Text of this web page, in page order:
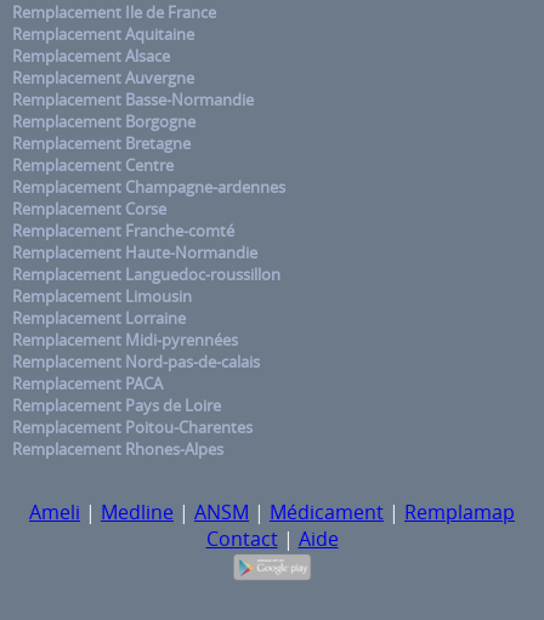
Remplacement Ile de France
Remplacement Aquitaine
Remplacement Alsace
Remplacement Auvergne
Remplacement Basse-Normandie
Remplacement Borgogne
Remplacement Bretagne
Remplacement Centre
Remplacement Champagne-ardennes
Remplacement Corse
Remplacement Franche-comté
Remplacement Haute-Normandie
Remplacement Languedoc-roussillon
Remplacement Limousin
Remplacement Lorraine
Remplacement Midi-pyrennées
Remplacement Nord-pas-de-calais
Remplacement PACA
Remplacement Pays de Loire
Remplacement Poitou-Charentes
Remplacement Rhones-Alpes
Ameli | Medline | ANSM | Médicament | Remplamap
Contact| Aide